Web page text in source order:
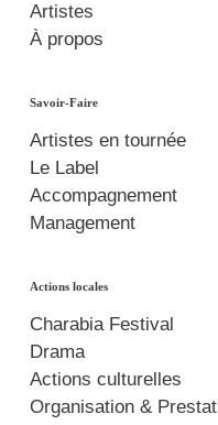
Artistes
À propos
Savoir-Faire
Artistes en tournée
Le Label
Accompagnement
Management
Actions locales
Charabia Festival
Drama
Actions culturelles
Organisation &